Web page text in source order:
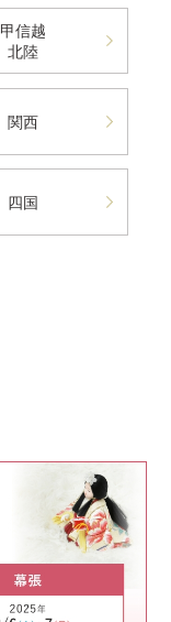
甲信越
北陸
関西
四国